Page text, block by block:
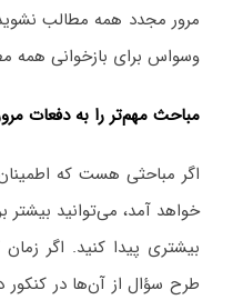
مرور مجدد همه مطالب
وسواس برای بازخوانی همه
مباحث مهم‌تر را به دفعات
اگر مباحثی هست که
خواهد آمد، می‌توانید
بیشتری پیدا کنید. اگر
طرح سؤال از آن‌ها در کنکور